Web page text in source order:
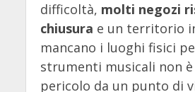
difficoltà, molti negozi
chiusura e un territorio
mancano i luoghi fisici
strumenti musicali non
pericolo da un punto di